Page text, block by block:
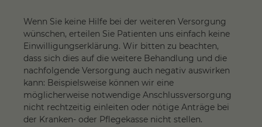
Wenn Sie keine Hilfe bei der weiteren Versorgung
wünschen, erteilen Sie Patienten uns einfach keine
Einwilligungserklärung. Wir bitten zu beachten,
dass sich dies auf die weitere Behandlung und die
nachfolgende Versorgung auch negativ auswirken
kann: Beispielsweise können wir eine
möglicherweise notwendige Anschlussversorgung
nicht rechtzeitig einleiten oder nötige Anträge bei
der Kranken- oder Pflegekasse nicht stellen.